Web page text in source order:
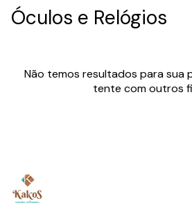
Óculos e Relógios
Não temos resultados para sua
tente com outros